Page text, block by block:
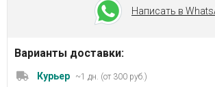
Написать в
Варианты доставки:
Курьер ~1 дн. (от 300 руб.)